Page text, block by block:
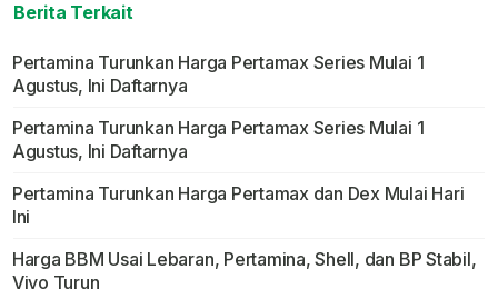
Berita Terkait
Pertamina Turunkan Harga Pertamax Series Mulai 1
Agustus, Ini Daftarnya
Pertamina Turunkan Harga Pertamax Series Mulai 1
Agustus, Ini Daftarnya
Pertamina Turunkan Harga Pertamax dan Dex Mulai Hari
Ini
Harga BBM Usai Lebaran, Pertamina, Shell, dan BP Stabil,
Vivo Turun